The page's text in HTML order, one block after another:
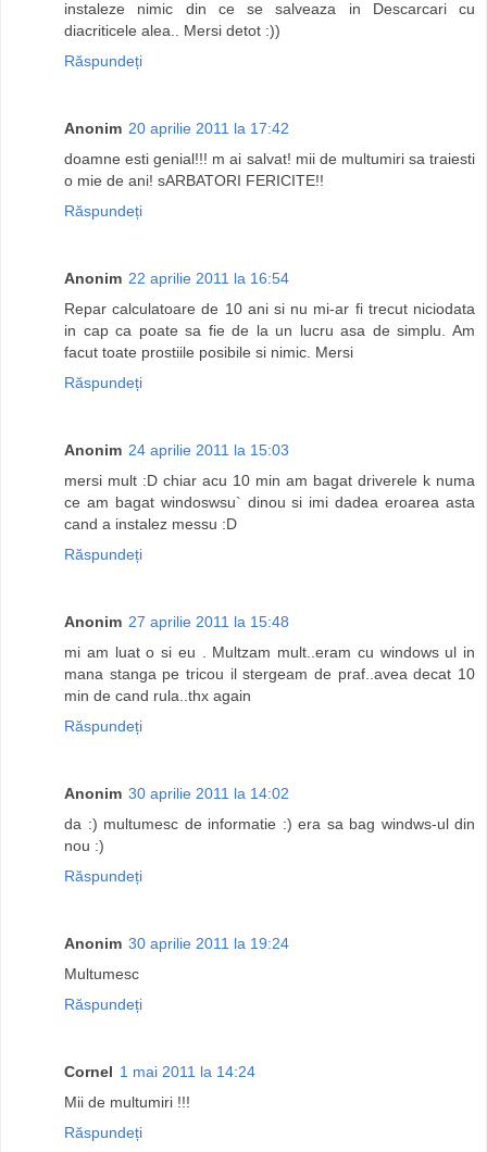
instaleze nimic din ce se salveaza in Descarcari cu
diacriticele alea.. Mersi detot :))
Răspundeți
Anonim 20 aprilie 2011 la 17:42
doamne esti genial!!! m ai salvat! mii de multumiri sa traiesti
o mie de ani! sARBATORI FERICITE!!
Răspundeți
Anonim 22 aprilie 2011 la 16:54
Repar calculatoare de 10 ani si nu mi-ar fi trecut niciodata
in cap ca poate sa fie de la un lucru asa de simplu. Am
facut toate prostiile posibile si nimic. Mersi
Răspundeți
Anonim 24 aprilie 2011 la 15:03
mersi mult :D chiar acu 10 min am bagat driverele k numa
ce am bagat windoswsu` dinou si imi dadea eroarea asta
cand a instalez messu :D
Răspundeți
Anonim 27 aprilie 2011 la 15:48
mi am luat o si eu . Multzam mult..eram cu windows ul in
mana stanga pe tricou il stergeam de praf..avea decat 10
min de cand rula..thx again
Răspundeți
Anonim 30 aprilie 2011 la 14:02
da :) multumesc de informatie :) era sa bag windws-ul din
nou :)
Răspundeți
Anonim 30 aprilie 2011 la 19:24
Multumesc
Răspundeți
Cornel 1 mai 2011 la 14:24
Mii de multumiri !!!
Răspundeți